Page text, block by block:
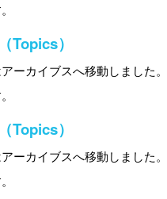
）
ーカイブスへ移動しました。
）
ーカイブスへ移動しました。